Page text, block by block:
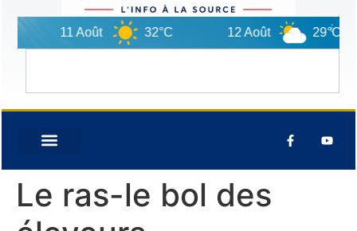
11 Août 32°C 12 Août 29°C
Le ras-le bol des